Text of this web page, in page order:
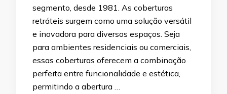
segmento, desde 1981. As coberturas
retráteis surgem como uma solução versátil
e inovadora para diversos espaços. Seja
para ambientes residenciais ou comerciais,
essas coberturas oferecem a combinação
perfeita entre funcionalidade e estética,
permitindo a abertura …